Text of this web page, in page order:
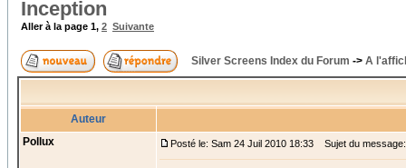
Inception
Aller à la page 1, 2 Suivante
Silver Screens Index du Forum -> A
Auteur
Pollux
Posté le: Sam 24 Juil 2010 18:33 Sujet du